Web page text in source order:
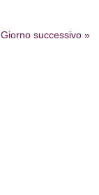
Giorno successivo »